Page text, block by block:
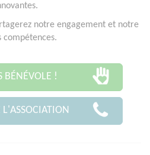
notre engagement et notre
compétences.
BÉNÉVOLE !
L'ASSOCIATION